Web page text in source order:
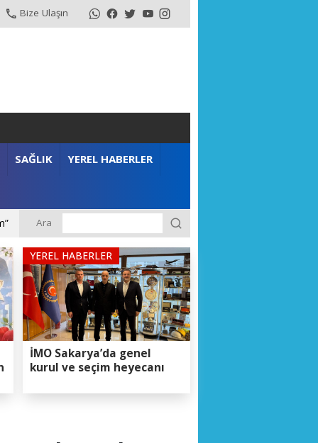
Bize Ulaşın
SAĞLIK YEREL HABERLER
Ara
YEREL HABERLER
İMO Sakarya’da genel
kurul ve seçim heyecanı